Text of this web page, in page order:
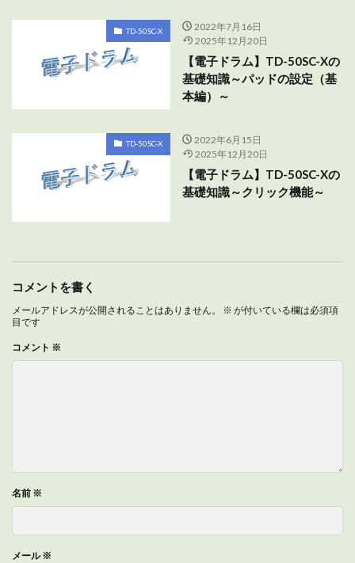
TD-50SC-X
2022年7月16日
2025年12月20日
【電子ドラム】TD-50SC-Xの
基礎知識～パッドの設定（基
本編）～
TD-50SC-X
2022年6月15日
2025年12月20日
【電子ドラム】TD-50SC-Xの
基礎知識～クリック機能～
コメントを書く
メールアドレスが公開されることはありません。 ※ が付いている欄は必須項
目です
コメント ※
名前 ※
メール※